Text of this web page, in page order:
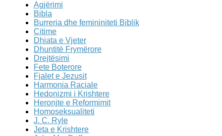
Agjërimi
Bibla
Burreria dhe femininiteti Biblik
Citime
Dhiata e Vjeter
Dhuntitë Frymërore
Drejtësimi
Fete Boterore
Fjalet e Jezusit
Harmonia Raciale
Hedonizmi i Krishtere
Heronjte e Reformimit
Homoseksualiteti
J. C. Ryle
Jeta e Krishtere